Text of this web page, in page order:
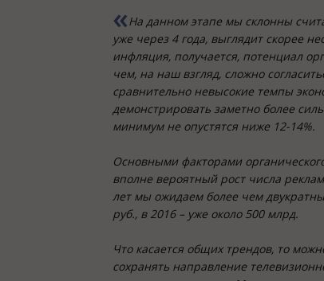
На данном этапе мы склонны
уже через 4 года, выглядит скорее
инфляция, получается, потенциал
чем, на наш взгляд, сложно
сравнительно невысокие темпы
демонстрировать заметно более
минимум не опустятся ниже 12-14%.
Основными факторами
вполне вероятный рост числа
лет мы ожидаем более чем
руб., в 2016 – уже около 500 млрд.
Что касается общих трендов, то
сохранять направление